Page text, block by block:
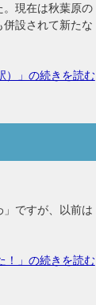
。現在は秋葉原の
設されて新たな
）」の続きを読む
ですが、以前は
！」の続きを読む